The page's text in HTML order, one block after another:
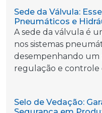
Sede da Válvula:
Pneumáticos e
A sede da válvula é
nos sistemas
desempenhando
regulação e controle
Selo de Vedação: